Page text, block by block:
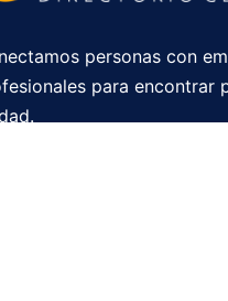
personas con
para encontrar